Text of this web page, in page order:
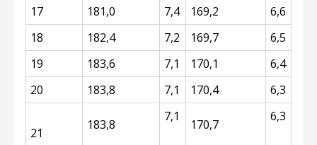
17
181,0 7,4 169,2
6,6
18
182,4 7,2 169,7
6,5
19
183,6 7,1 170,1
6,4
20
183,8 7,1 170,4 6,3
21
183,8
7,1
170,7
6,3